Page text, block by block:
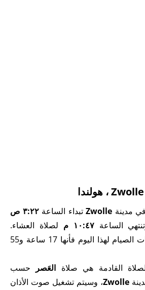
مدينة Zwolleتبداء الساعة٣:٢٢ ص
الساعة١٠:٤٧ م
لصلاة العشاء.
وبنسبة إلى عدد ساعات الصيام لهذا اليوم فأنها 17 ساعة و55
القادمة هي صلاة العَصر
حسب
Zwolle، وسيتم تشغيل صوت الأذان